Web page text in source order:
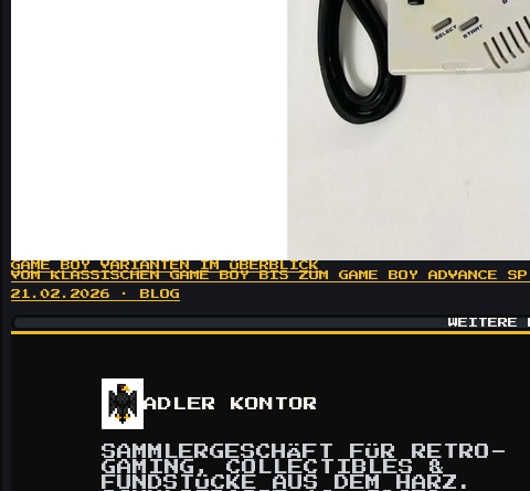
GAME BOY VARIANTEN IM ÜBERBLICK
VOM KLASSISCHEN GAME BOY BIS ZUM GAME BOY ADVANCE
21.02.2026 · BLOG
WEITERE
ADLER KONTOR
SAMMLERGESCHÄFT FÜR RETRO-
GAMING, COLLECTIBLES &
FUNDSTÜCKE AUS DEM HARZ.